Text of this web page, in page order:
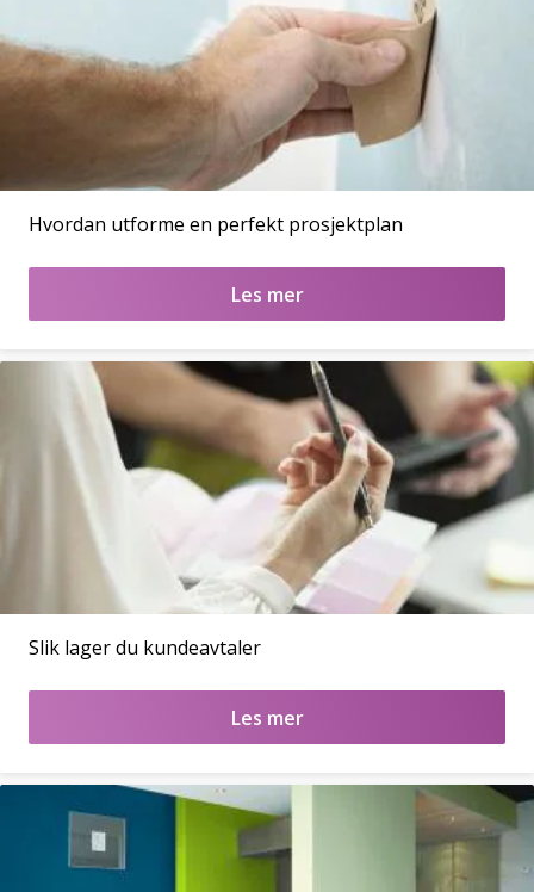
Hvordan utforme en perfekt prosjektplan
Les mer
Slik lager du kundeavtaler
Les mer